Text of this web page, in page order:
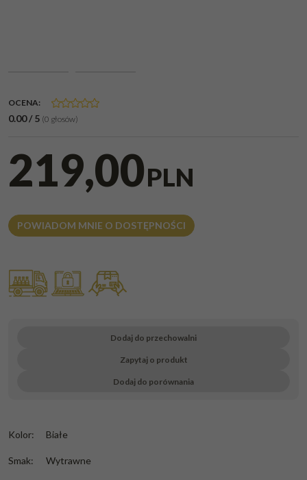
OCENA:
0.00/5 (0 głosów)
219,00PLN
POWIADOM MNIE O DOSTĘPNOŚCI
Dodaj do przechowalni
Zapytaj o produkt
Dodaj do porównania
Kolor: Białe
Smak: Wytrawne